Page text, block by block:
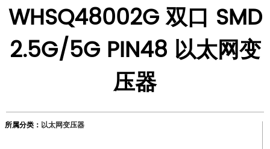
WHSQ48002G 双口 SMD
2.5G/5G PIN48 以太网变
压器
所属分类： 以太网变压器